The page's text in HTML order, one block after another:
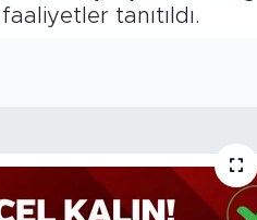
tanıtıldı.